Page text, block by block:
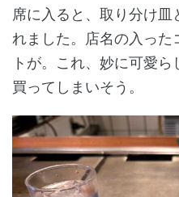
席に入ると、取り分け皿
れました。店名の入った
トが。これ、妙に可愛
買ってしまいそう。